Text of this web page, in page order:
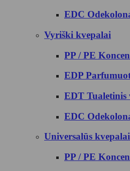
EDC
Vyriški kvepalai
PP / PE
EDP
EDT Tualetinis
EDC
Universalūs
PP / PE